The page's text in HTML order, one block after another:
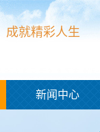
成就精彩人生
新闻中心